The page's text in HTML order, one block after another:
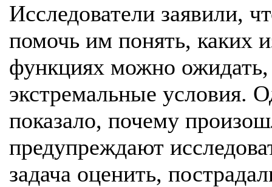
Исследователи заявили,
помочь им понять, каких
функциях можно
экстремальные условия.
показало, почему
предупреждают
задача оценить,